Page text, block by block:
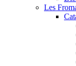
Les